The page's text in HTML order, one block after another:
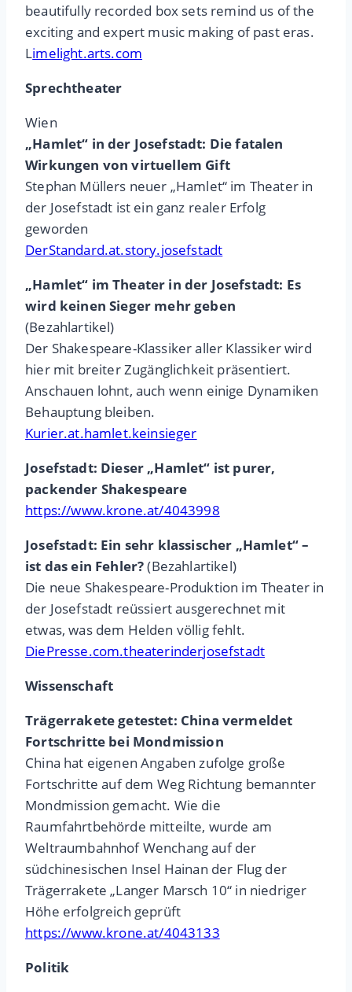
beautifully recorded box sets remind us of the
exciting and expert music making of past eras.
Limelight.arts.com
Sprechtheater
Wien
„Hamlet“ in der Josefstadt: Die fatalen
Wirkungen von virtuellem Gift
Stephan Müllers neuer „Hamlet“ im Theater in
der Josefstadt ist ein ganz realer Erfolg
geworden
DerStandard.at.story.josefstadt
„Hamlet“ im Theater in der Josefstadt: Es
wird keinen Sieger mehr geben
(Bezahlartikel)
Der Shakespeare-Klassiker aller Klassiker wird
hier mit breiter Zugänglichkeit präsentiert.
Anschauen lohnt, auch wenn einige Dynamiken
Behauptung bleiben.
Kurier.at.hamlet.keinsieger
Josefstadt: Dieser „Hamlet“ ist purer,
packender Shakespeare
https://www.krone.at/4043998
Josefstadt: Ein sehr klassischer „Hamlet“ –
ist das ein Fehler?(Bezahlartikel)
Die neue Shakespeare-Produktion im Theater in
der Josefstadt reüssiert ausgerechnet mit
etwas, was dem Helden völlig fehlt.
DiePresse.com.theaterinderjosefstadt
Wissenschaft
Trägerrakete getestet: China vermeldet
Fortschritte bei Mondmission
China hat eigenen Angaben zufolge große
Fortschritte auf dem Weg Richtung bemannter
Mondmission gemacht. Wie die
Raumfahrtbehörde mitteilte, wurde am
Weltraumbahnhof Wenchang auf der
südchinesischen Insel Hainan der Flug der
Trägerrakete „Langer Marsch 10“ in niedriger
Höhe erfolgreich geprüft
https://www.krone.at/4043133
Politik